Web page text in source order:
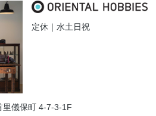
定休｜水土日祝
里儀保町 4-7-3-1F